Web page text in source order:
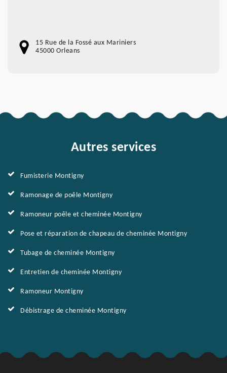
15 Rue de la Fossé aux Mariniers
45000 Orleans
Autres services
Fumisterie Montigny
Ramonage de poêle Montigny
Ramoneur poêle et cheminée Montigny
Pose et réparation de chapeau de cheminée Montigny
Tubage de cheminée Montigny
Entretien de cheminée Montigny
Ramoneur Montigny
Débistrage de cheminée Montigny